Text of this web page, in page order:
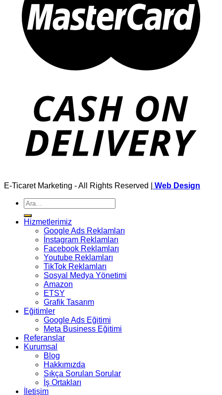
E-Ticaret Marketing - All Rights Reserved |
Web Design
Ara:
Hizmetlerimiz
Google Ads Reklamları
İnstagram Reklamları
Facebook Reklamları
Youtube Reklamları
TikTok Reklamları
Sosyal Medya Yönetimi
Amazon
ETSY
Grafik Tasarım
Eğitimler
Google Ads Eğitimi
Meta Business Eğitimi
Referanslar
Kurumsal
Blog
Hakkımızda
Sıkça Sorulan Sorular
İş Ortakları
İletişim